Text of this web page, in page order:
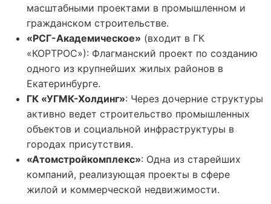
масштабными проектами в промышленном и
гражданском строительстве.
«РСГ-Академическое» (входит в ГК
«КОРТРОС»): Флагманский проект по созданию
одного из крупнейших жилых районов в
Екатеринбурге.
ГК «УГМК-Холдинг»: Через дочерние структуры
активно ведет строительство промышленных
объектов и социальной инфраструктуры в
городах присутствия.
«Атомстройкомплекс»: Одна из старейших
компаний, реализующая проекты в сфере
жилой и коммерческой недвижимости.